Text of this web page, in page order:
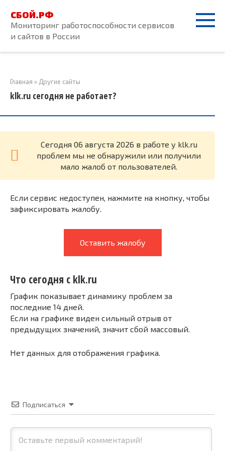
контенту
СБОЙ.РФ
Мониторинг работоспособности сервисов
и сайтов в России
Главная » Другие сайты
klk.ru сегодня не работает?
Cегодня 06 августа 2026 в работе у klk.ru
проблем мы не обнаружили или получили
мало жалоб от пользователей.
Если сервис недоступен, нажмите на кнопку, чтобы
зафиксировать жалобу.
Оставить жалобу
Что сегодня с klk.ru
График показывает динамику проблем за
последние 14 дней.
Если на графике виден сильный отрыв от
предыдущих значений, значит сбой массовый.
Нет данных для отображения графика.
Подписаться